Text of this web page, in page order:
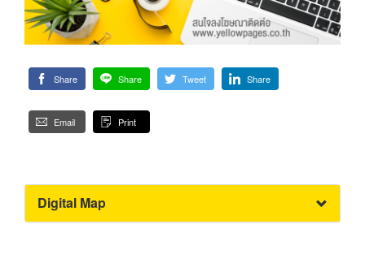
Share Share Tweet Share
Email Print
Digital Map